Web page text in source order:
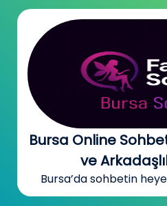
Bursa Online
ve
Bursa’da sohbetin